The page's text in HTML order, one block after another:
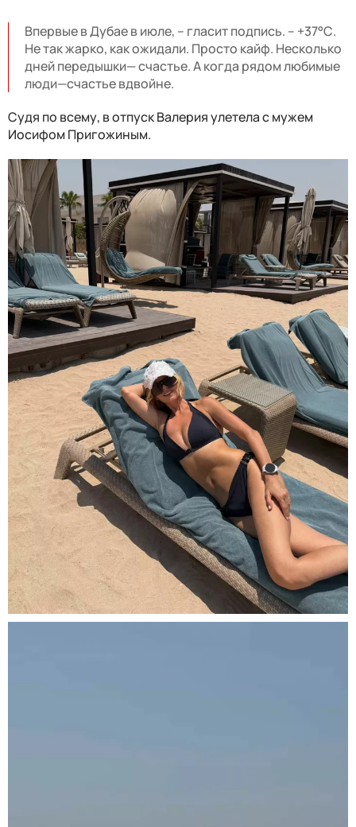
Впервые в Дубае в июле, – гласит подпись. – +37°С.
Не так жарко, как ожидали. Просто кайф. Несколько
дней передышки— счастье. А когда рядом любимые
люди—счастье вдвойне.
Судя по всему, в отпуск Валерия улетела с мужем
Иосифом Пригожиным.